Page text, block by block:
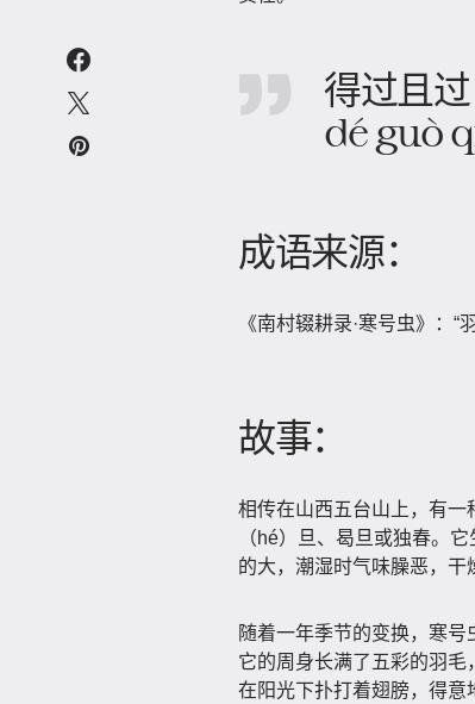
得过且过
dé guò
成语来源：
《南村辍耕录·寒号虫》：
故事：
相传在山西五台山上，有一
（hé）旦、曷旦或独春。
的大，潮湿时气味臊恶，干
随着一年季节的变换，寒号
它的周身长满了五彩的羽毛
在阳光下扑打着翅膀，得意